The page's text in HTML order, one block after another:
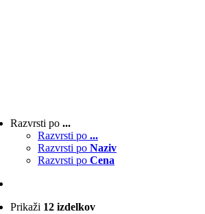
Razvrsti po ...
Razvrsti po ...
Razvrsti po Naziv
Razvrsti po Cena
Prikaži 12 izdelkov